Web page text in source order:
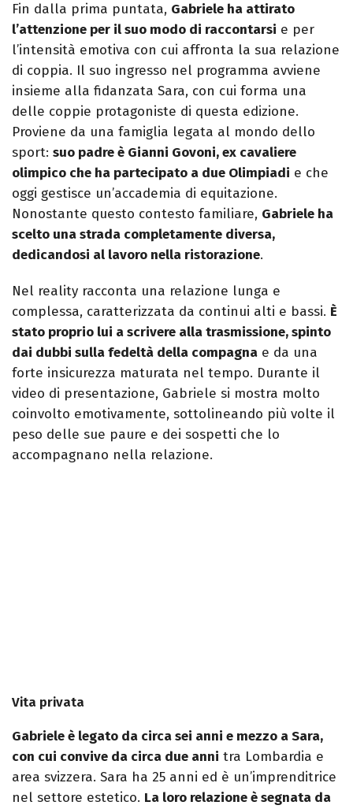
Fin dalla prima puntata, Gabriele ha attirato
l’attenzione per il suo modo di raccontarsi e per
l’intensità emotiva con cui affronta la sua relazione
di coppia. Il suo ingresso nel programma avviene
insieme alla fidanzata Sara, con cui forma una
delle coppie protagoniste di questa edizione.
Proviene da una famiglia legata al mondo dello
sport: suo padre è Gianni Govoni, ex cavaliere
olimpico che ha partecipato a due Olimpiadi e che
oggi gestisce un’accademia di equitazione.
Nonostante questo contesto familiare, Gabriele ha
scelto una strada completamente diversa,
dedicandosi al lavoro nella ristorazione.
Nel reality racconta una relazione lunga e
complessa, caratterizzata da continui alti e bassi. È
stato proprio lui a scrivere alla trasmissione, spinto
dai dubbi sulla fedeltà della compagna e da una
forte insicurezza maturata nel tempo. Durante il
video di presentazione, Gabriele si mostra molto
coinvolto emotivamente, sottolineando più volte il
peso delle sue paure e dei sospetti che lo
accompagnano nella relazione.
Vita privata
Gabriele è legato da circa sei anni e mezzo a Sara,
con cui convive da circa due anni tra Lombardia e
area svizzera. Sara ha 25 anni ed è un’imprenditrice
nel settore estetico. La loro relazione è segnata da